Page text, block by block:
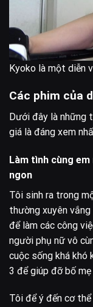
Kyoko là một diễn
Các phim của
Dưới đây là những
giá là đáng xem
Làm tình cùng
ngon
Tôi sinh ra trong
thường xuyên
để làm các công
người phụ nữ vô
cuộc sống khá khó
3 để giúp đỡ bố
Tôi để ý đến cơ